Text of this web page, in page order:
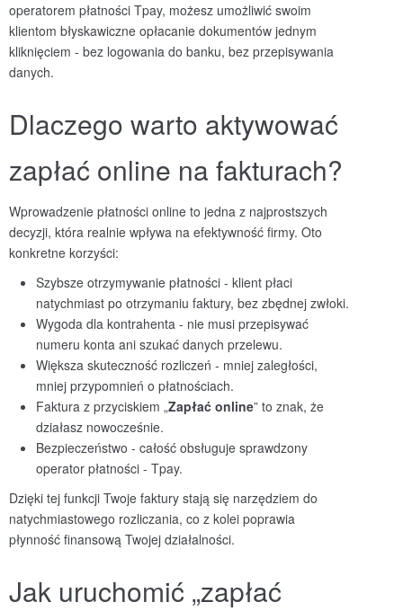
operatorem płatności Tpay, możesz umożliwić swoim
klientom błyskawiczne opłacanie dokumentów jednym
kliknięciem - bez logowania do banku, bez przepisywania
danych.
Dlaczego warto aktywować
zapłać online na fakturach?
Wprowadzenie płatności online to jedna z najprostszych
decyzji, która realnie wpływa na efektywność firmy. Oto
konkretne korzyści:
Szybsze otrzymywanie płatności - klient płaci
natychmiast po otrzymaniu faktury, bez zbędnej zwłoki.
Wygoda dla kontrahenta - nie musi przepisywać
numeru konta ani szukać danych przelewu.
Większa skuteczność rozliczeń - mniej zaległości,
mniej przypomnień o płatnościach.
Faktura z przyciskiem „Zapłać online” to znak, że
działasz nowocześnie.
Bezpieczeństwo - całość obsługuje sprawdzony
operator płatności - Tpay.
Dzięki tej funkcji Twoje faktury stają się narzędziem do
natychmiastowego rozliczania, co z kolei poprawia
płynność finansową Twojej działalności.
Jak uruchomić „zapłać